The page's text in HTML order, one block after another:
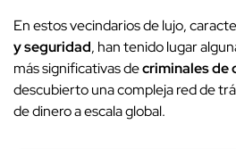
En estos vecindarios de lujo,
y seguridad, han tenido lugar
más significativas decriminales de
descubierto una compleja red de
de dinero a escala global.